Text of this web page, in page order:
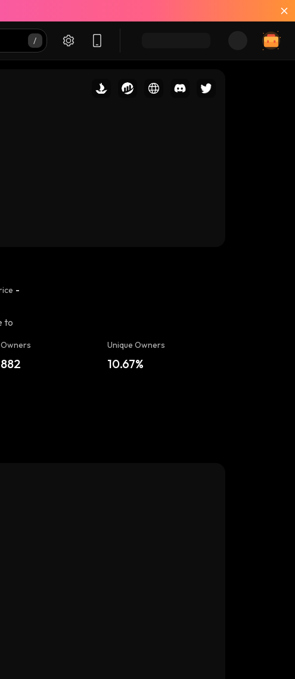
-
to
Owners
882
Unique Owners
10.67%